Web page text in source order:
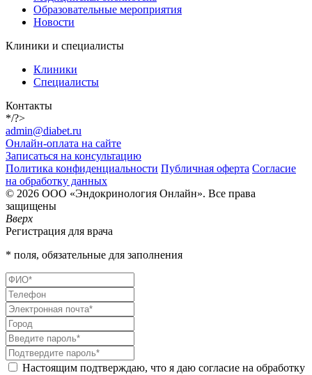
Образовательные мероприятия
Новости
Клиники и специалисты
Клиники
Специалисты
Контакты
*/?>
admin@diabet.ru
Онлайн-оплата на сайте
Записаться на консультацию
Политика конфиденциальности Публичная оферта Согласие
на обработку данных
© 2026 ООО «Эндокринология Онлайн». Все права
защищены
Вверх
Регистрация для врача
* поля, обязательные для заполнения
Настоящим подтверждаю, что я даю согласие на обработку